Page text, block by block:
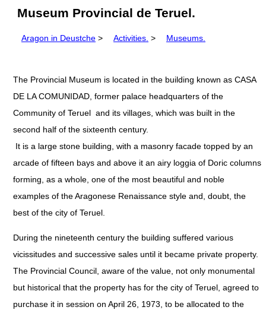
Museum Provincial de Teruel.
Aragon in Deustche > Activities. > Museums.
The Provincial Museum is located in the building known as CASA
DE LA COMUNIDAD, former palace headquarters of the
Community of Teruel and its villages, which was built in the
second half of the sixteenth century.
It is a large stone building, with a masonry facade topped by an
arcade of fifteen bays and above it an airy loggia of Doric columns
forming, as a whole, one of the most beautiful and noble
examples of the Aragonese Renaissance style and, doubt, the
best of the city of Teruel.
During the nineteenth century the building suffered various
vicissitudes and successive sales until it became private property.
The Provincial Council, aware of the value, not only monumental
but historical that the property has for the city of Teruel, agreed to
purchase it in session on April 26, 1973, to be allocated to the